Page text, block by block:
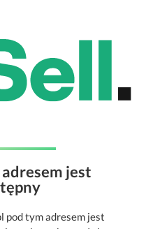
jest
pod tym adresem jest